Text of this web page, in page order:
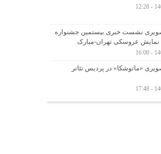
نشست خبری بیستمین جشنواره
نمایش عروسکی تهران-مبارک
«ماتوشکا» در پردیس تئاتر